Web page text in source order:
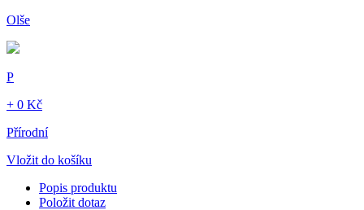
Olše
P
+ 0 Kč
Přírodní
Vložit do košíku
Popis produktu
Položit dotaz